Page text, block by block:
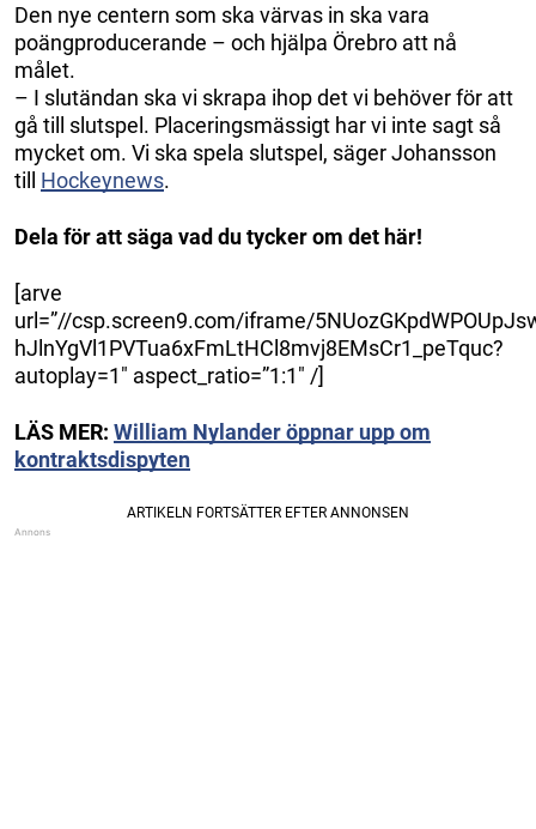
Den nye centern som ska värvas in ska vara
poängproducerande – och hjälpa Örebro att nå
målet.
– I slutändan ska vi skrapa ihop det vi behöver för att
gå till slutspel. Placeringsmässigt har vi inte sagt så
mycket om. Vi ska spela slutspel, säger Johansson
till Hockeynews.
Dela för att säga vad du tycker om det här!
[arve
url=”//csp.screen9.com/iframe/
hJlnYgVl1PVTua6xFmLtHCl8mvj8EMsCr1_peTquc?
autoplay=1″ aspect_ratio=”1:1″ /]
LÄS MER: William Nylander öppnar upp om
kontraktsdispyten